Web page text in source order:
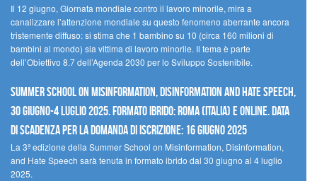
Il 12 giugno, Giornata mondiale contro il lavoro minorile, mira a
canalizzare l’attenzione mondiale su questo fenomeno aberrante ancora
tristemente diffuso: si stima che 1 bambino su 10 (circa 160 milioni di
bambini al mondo) sia vittima di lavoro minorile. Il tema è parte
dell’Obiettivo 8.7 dell’Agenda 2030 per lo Sviluppo Sostenibile.
Summer School on Misinformation, Disinformation and Hate Speech,
30 giugno-4 luglio 2025. Formato ibrido: Roma (Italia) e online. Data
di scadenza per la domanda di iscrizione: 16 giugno 2025
La 3ª edizione della Summer School on Misinformation, Disinformation,
and Hate Speech sarà tenuta in formato ibrido dal 30 giugno al 4 luglio
2025.